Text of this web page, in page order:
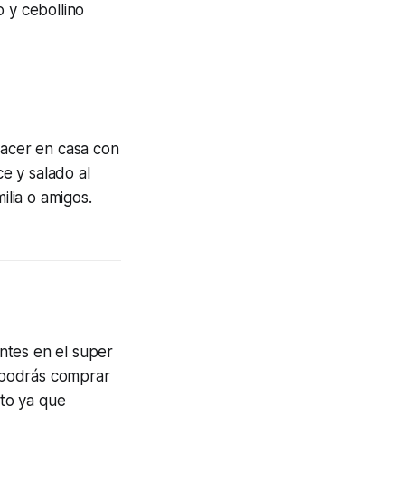
y cebollino
en casa con
y salado al
o amigos.
en el super
comprar
ya que